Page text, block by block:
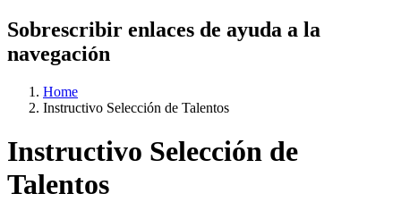
Sobrescribir enlaces de ayuda a la
navegación
Home
Instructivo Selección de Talentos
Instructivo Selección de
Talentos